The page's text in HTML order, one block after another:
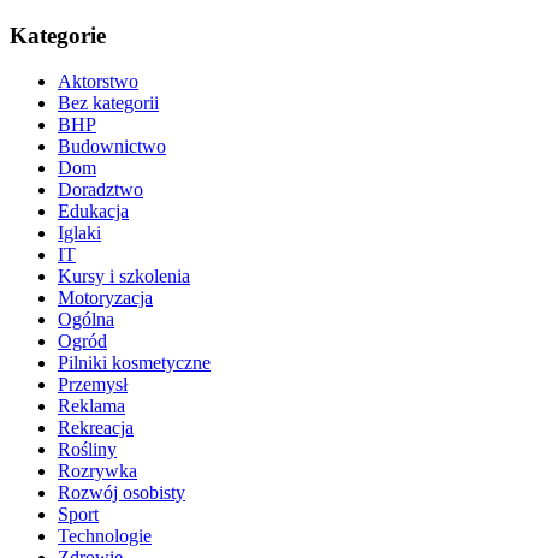
Kategorie
Aktorstwo
Bez kategorii
BHP
Budownictwo
Dom
Doradztwo
Edukacja
Iglaki
IT
Kursy i szkolenia
Motoryzacja
Ogólna
Ogród
Pilniki kosmetyczne
Przemysł
Reklama
Rekreacja
Rośliny
Rozrywka
Rozwój osobisty
Sport
Technologie